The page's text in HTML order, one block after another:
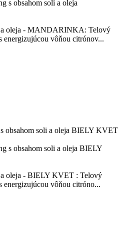
a oleja - MANDARINKA: Telový
energizujúcou vôňou citrónov...
obsahom soli a oleja BIELY KVET
a oleja - BIELY KVET : Telový
energizujúcou vôňou citróno...